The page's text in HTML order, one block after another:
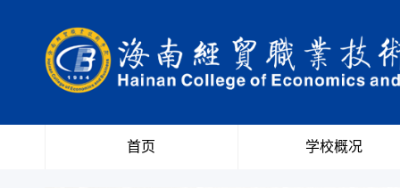
首页 学校概况